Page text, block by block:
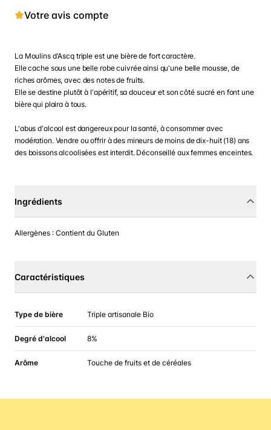
Votre avis compte
La Moulins d'Ascq triple est une bière de fort caractère.
Elle cache sous une belle robe cuivrée ainsi qu'une belle mousse, de
riches arômes, avec des notes de fruits.
Elle se destine plutôt à l'apéritif, sa douceur et son côté sucré en font une
bière qui plaira à tous.
L'abus d'alcool est dangereux pour la santé, à consommer avec
modération. Vendre ou offrir à des mineurs de moins de dix-huit (18) ans
des boissons alcoolisées est interdit. Déconseillé aux femmes enceintes.
Ingrédients
Allergènes : Contient du Gluten
Caractéristiques
Type de bière Triple artisanale Bio
Degré d'alcool 8%
Arôme Touche de fruits et de céréales